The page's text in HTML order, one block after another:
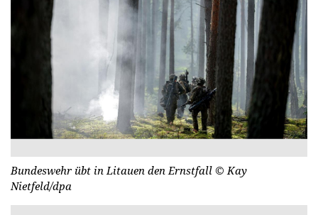
Bundeswehr übt in Litauen den Ernstfall © Kay
Nietfeld/dpa